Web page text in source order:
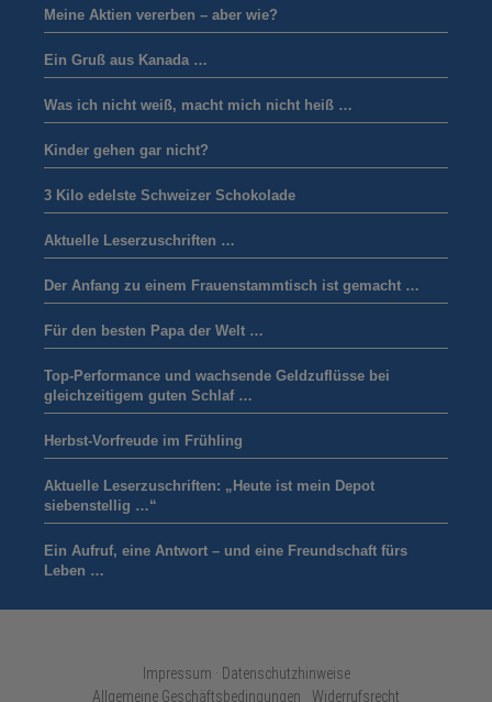
Meine Aktien vererben – aber wie?
Ein Gruß aus Kanada …
Was ich nicht weiß, macht mich nicht heiß …
Kinder gehen gar nicht?
3 Kilo edelste Schweizer Schokolade
Aktuelle Leserzuschriften …
Der Anfang zu einem Frauenstammtisch ist gemacht …
Für den besten Papa der Welt …
Top-Performance und wachsende Geldzuflüsse bei
gleichzeitigem guten Schlaf …
Herbst-Vorfreude im Frühling
Aktuelle Leserzuschriften: „Heute ist mein Depot
siebenstellig …“
Ein Aufruf, eine Antwort – und eine Freundschaft fürs
Leben …
Impressum · Datenschutzhinweise
Allgemeine Geschäftsbedingungen
Widerrufsrecht